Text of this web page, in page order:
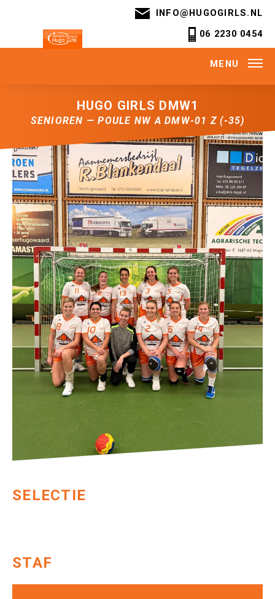
INFO@HUGOGIRLS.NL
06 2230 0454
MENU
HUGO GIRLS DMW1
SENIOREN — POULE NW A DMW-01 Z (-35)
SELECTIE
STAF